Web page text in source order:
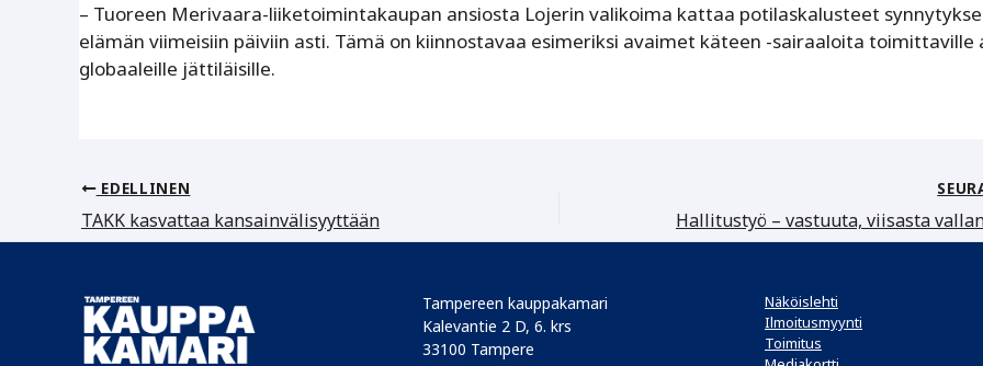
– Tuoreen Merivaara-liiketoimintakaupan ansiosta Lojerin valikoima kattaa potilaskalusteet
elämän viimeisiin päiviin asti. Tämä on kiinnostavaa esimeriksi avaimet käteen -sairaaloita toimittaville
globaaleille jättiläisille.
EDELLINEN
TAKK kasvattaa kansainvälisyyttään
Tampereen kauppakamari
Kalevantie 2 D, 6. krs
33100 Tampere
Näköislehti
Ilmoitusmyynti
Toimitus